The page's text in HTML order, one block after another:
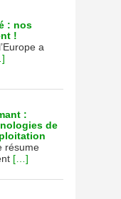
: nos
!
a
:
de
résume
[…]